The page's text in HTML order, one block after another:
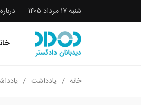
شنبه ۱۷ مرداد ۱۴۰۵
خانه یادداشت